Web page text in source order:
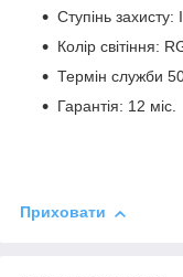
Ступінь захисту:
Колір світіння:
Термін служби
Гарантія: 12 міс.
Приховати